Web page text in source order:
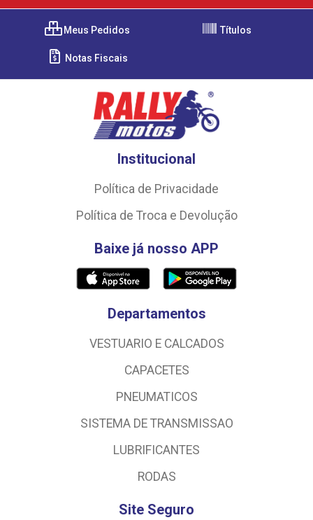
Meus Pedidos Títulos
Notas Fiscais
Institucional
Política de Privacidade
Política de Troca e Devolução
Baixe já nosso APP
Departamentos
VESTUARIO E CALCADOS
CAPACETES
PNEUMATICOS
SISTEMA DE TRANSMISSAO
LUBRIFICANTES
RODAS
Site Seguro